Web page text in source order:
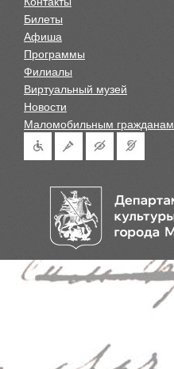
Билеты
Афиша
Программы
Филиалы
Виртуальный музей
Новости
Маломобильным гражданам